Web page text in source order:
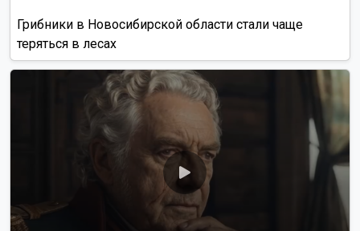
Грибники в Новосибирской области стали чаще
теряться в лесах